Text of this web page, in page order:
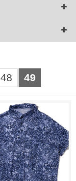
48 49